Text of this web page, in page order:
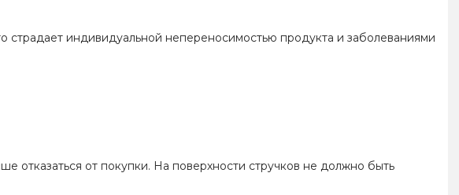
индивидуальной непереносимостью продукта и заболеваниями
отказаться от покупки. На поверхности стручков не должно быть